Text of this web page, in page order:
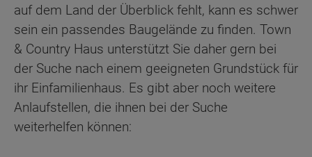
auf dem Land der Überblick fehlt, kann es schwer
sein ein passendes Baugelände zu finden. Town
& Country Haus unterstützt Sie daher gern bei
der Suche nach einem geeigneten Grundstück für
ihr Einfamilienhaus. Es gibt aber noch weitere
Anlaufstellen, die ihnen bei der Suche
weiterhelfen können: